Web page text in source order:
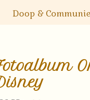
Doop & Communie